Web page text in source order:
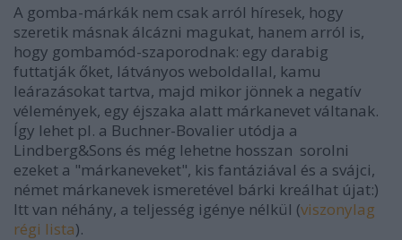
A gomba-márkák nem csak arról híresek, hogy
szeretik másnak álcázni magukat, hanem arról is,
hogy gombamód-szaporodnak: egy darabig
futtatják őket, látványos weboldallal, kamu
leárazásokat tartva, majd mikor jönnek a negatív
vélemények, egy éjszaka alatt márkanevet váltanak.
Így lehet pl. a Buchner-Bovalier utódja a
Lindberg&Sons és még lehetne hosszan sorolni
ezeket a "márkaneveket", kis fantáziával és a svájci,
német márkanevek ismeretével bárki kreálhat újat:)
Itt van néhány, a teljesség igénye nélkül (viszonylag
régi lista).